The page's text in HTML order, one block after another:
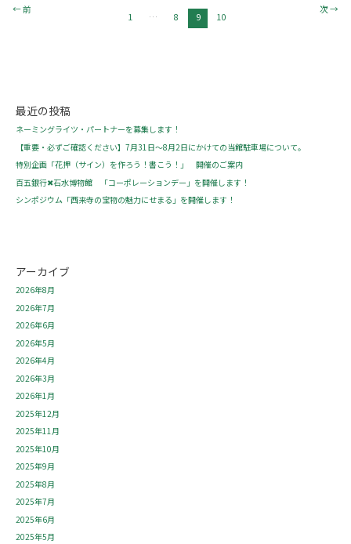
←前
1 … 8 9 10
次→
最近の投稿
ネーミングライツ・パートナーを募集します！
【重要・必ずご確認ください】7月31日～8月2日にかけての当館駐車場について。
特別企画「花押（サイン）を作ろう！書こう！」 開催のご案内
百五銀行✖石水博物館 「コーポレーションデー」を開催します！
シンポジウム「西来寺の宝物の魅力にせまる」を開催します！
アーカイブ
2026年8月
2026年7月
2026年6月
2026年5月
2026年4月
2026年3月
2026年1月
2025年12月
2025年11月
2025年10月
2025年9月
2025年8月
2025年7月
2025年6月
2025年5月